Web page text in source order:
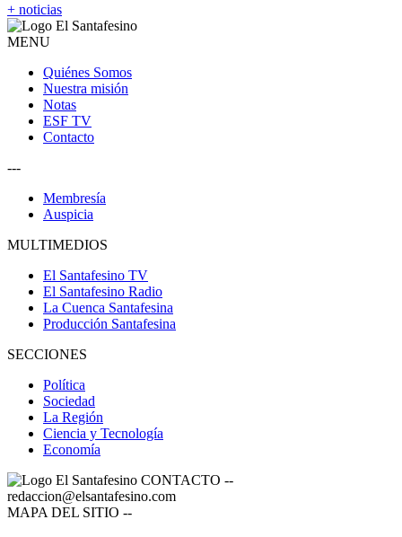
+ noticias
MENU
Quiénes Somos
Nuestra misión
Notas
ESF TV
Contacto
---
Membresía
Auspicia
MULTIMEDIOS
El Santafesino TV
El Santafesino Radio
La Cuenca Santafesina
Producción Santafesina
SECCIONES
Política
Sociedad
La Región
Ciencia y Tecnología
Economía
CONTACTO --
redaccion@elsantafesino.com
MAPA DEL SITIO --